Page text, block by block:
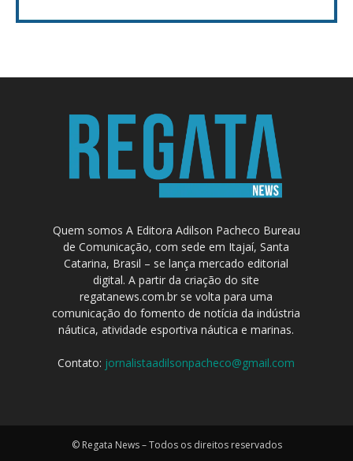
Quem somos A Editora Adilson Pacheco Bureau
de Comunicação, com sede em Itajaí, Santa
Catarina, Brasil – se lança mercado editorial
digital. A partir da criação do site
regatanews.com.br se volta para uma
comunicação do fomento de notícia da indústria
náutica, atividade esportiva náutica e marinas.
Contato: jornalistaadilsonpacheco@gmail.com
© Regata News – Todos os direitos reservados